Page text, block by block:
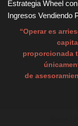
Estrategia Wheel
Ingresos Vendiendo
“Operar es
proporcionada
de